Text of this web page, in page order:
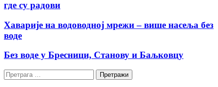
где су радови
Хаварије на водоводној мрежи – више насеља без
воде
Без воде у Бресници, Станову и Баљковцу
Претрага
за: